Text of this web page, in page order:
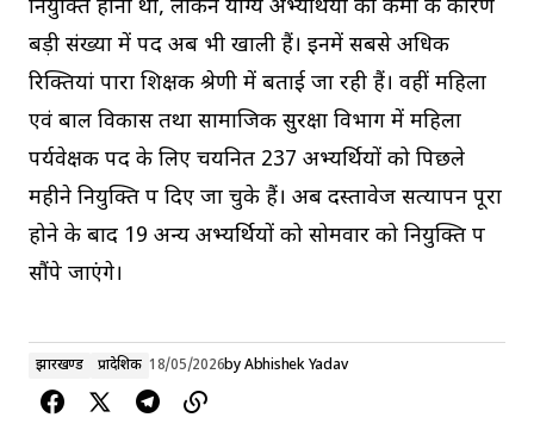
नियुक्ति होनी थी, लेकिन योग्य अभ्यर्थियों की कमी के कारण
बड़ी संख्या में पद अब भी खाली हैं। इनमें सबसे अधिक
रिक्तियां पारा शिक्षक श्रेणी में बताई जा रही हैं। वहीं महिला
एवं बाल विकास तथा सामाजिक सुरक्षा विभाग में महिला
पर्यवेक्षक पद के लिए चयनित 237 अभ्यर्थियों को पिछले
महीने नियुक्ति पत्र दिए जा चुके हैं। अब दस्तावेज सत्यापन पूरा
होने के बाद 19 अन्य अभ्यर्थियों को सोमवार को नियुक्ति पत्र
सौंपे जाएंगे।
झारखण्ड प्रादेशिक 18/05/2026byAbhishek Yadav